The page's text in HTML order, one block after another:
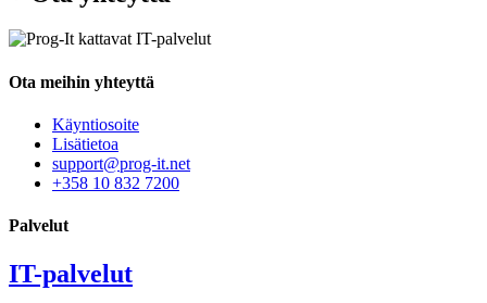
Ota meihin yhteyttä
Käyntiosoite
Lisätietoa
support@prog-it.net
+358 10 832 7200
Palvelut
IT-palvelut